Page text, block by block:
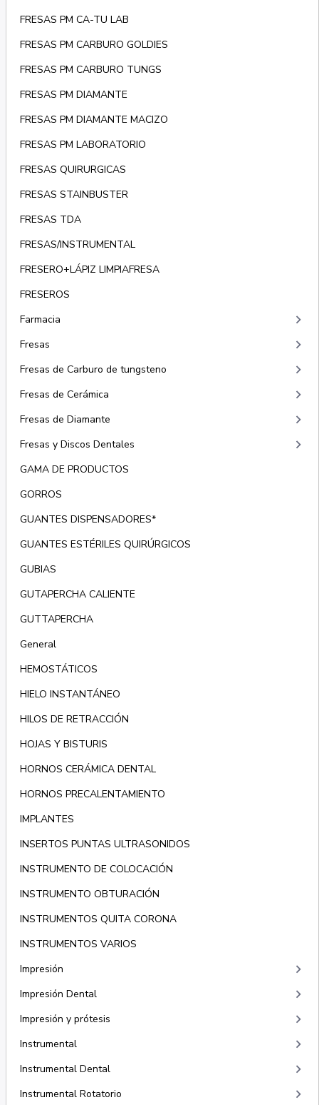
FRESAS PM CA-TU LAB
FRESAS PM CARBURO GOLDIES
FRESAS PM CARBURO TUNGS
FRESAS PM DIAMANTE
FRESAS PM DIAMANTE MACIZO
FRESAS PM LABORATORIO
FRESAS QUIRURGICAS
FRESAS STAINBUSTER
FRESAS TDA
FRESAS/INSTRUMENTAL
FRESERO+LÁPIZ LIMPIAFRESA
FRESEROS
Farmacia
keyboard_arrow_right
Fresas keyboard_arrow_right
Fresas de Carburo de tungsteno keyboard_arrow_right
Fresas de Cerámica keyboard_arrow_right
Fresas de Diamante keyboard_arrow_right
Fresas y Discos Dentales keyboard_arrow_right
GAMA DE PRODUCTOS
GORROS
GUANTES DISPENSADORES*
GUANTES ESTÉRILES QUIRÚRGICOS
GUBIAS
GUTAPERCHA CALIENTE
GUTTAPERCHA
General
HEMOSTÁTICOS
HIELO INSTANTÁNEO
HILOS DE RETRACCIÓN
HOJAS Y BISTURIS
HORNOS CERÁMICA DENTAL
HORNOS PRECALENTAMIENTO
IMPLANTES
INSERTOS PUNTAS ULTRASONIDOS
INSTRUMENTO DE COLOCACIÓN
INSTRUMENTO OBTURACIÓN
INSTRUMENTOS QUITA CORONA
INSTRUMENTOS VARIOS
Impresión
keyboard_arrow_right
Impresión Dental keyboard_arrow_right
Impresión y prótesis keyboard_arrow_right
Instrumental keyboard_arrow_right
Instrumental Dental keyboard_arrow_right
Instrumental Rotatorio keyboard_arrow_right